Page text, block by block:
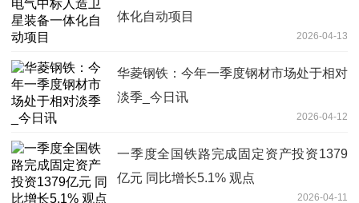
体化自动项目
2026-04-13
华菱钢铁：今年一季度钢材市场处于相对
淡季_今日讯
2026-04-12
一季度全国铁路完成固定资产投资1379
亿元 同比增长5.1% 观点
2026-04-11